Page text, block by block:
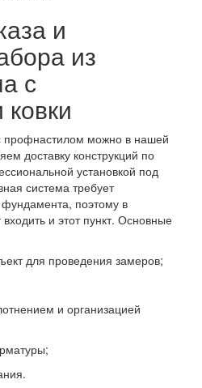
и
из
с
профнастилом можно в нашей
доставку конструкций по
установкой под
система требует
фундамента, поэтому в
и этот пункт. Основные
для проведения замеров;
и организацией